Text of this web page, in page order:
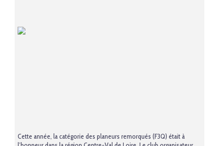
Cette année, la catégorie des planeurs remorqués (F3Q) était à